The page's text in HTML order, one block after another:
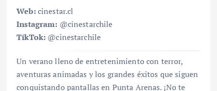
Web:cinestar.cl
Instagram: @cinestarchile
TikTok: @cinestarchile
Un verano lleno de entretenimiento con terror,
aventuras animadas y los grandes éxitos que siguen
conquistando pantallas en Punta Arenas. ¡No te